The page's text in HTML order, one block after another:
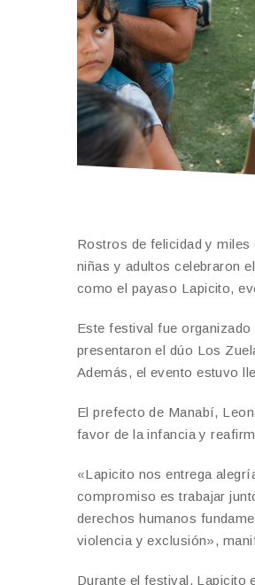
Rostros de felicidad y miles
niñas y adultos celebraron
como el payaso Lapicito,
Este festival fue
presentaron el dúo Los
Además, el evento estuvo
El prefecto de Manabí,
favor de la infancia y
«Lapicito nos entrega
compromiso es trabajar
derechos humanos
violencia y exclusión»,
Durante el festival, Lapicito